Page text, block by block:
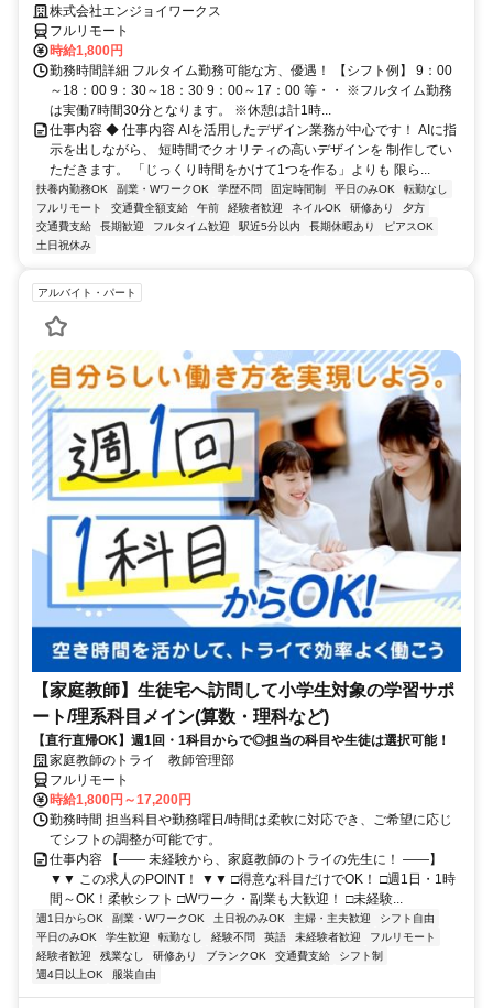
株式会社エンジョイワークス
フルリモート
時給1,800円
勤務時間詳細 フルタイム勤務可能な方、優遇！ 【シフト例】 9：00
～18：00 9：30～18：30 9：00～17：00 等・・ ※フルタイム勤務
は実働7時間30分となります。 ※休憩は計1時...
仕事内容 ◆ 仕事内容 AIを活用したデザイン業務が中心です！ AIに指
示を出しながら、 短時間でクオリティの高いデザインを 制作してい
ただきます。 「じっくり時間をかけて1つを作る」よりも 限ら...
扶養内勤務OK 副業・WワークOK 学歴不問 固定時間制 平日のみOK
転勤なし
フルリモート
交通費全額支給 午前 経験者歓迎 ネイルOK 研修あり
夕方
交通費支給
長期歓迎 フルタイム歓迎 駅近5分以内 長期休暇あり
ピアスOK
土日祝休み
アルバイト・パート
【家庭教師】生徒宅へ訪問して小学生対象の学習サポ
ート/理系科目メイン(算数・理科など)
【直行直帰OK】週1回・1科目からで◎担当の科目や生徒は選択可能！
家庭教師のトライ 教師管理部
フルリモート
時給1,800円～17,200円
勤務時間 担当科目や勤務曜日/時間は柔軟に対応でき、ご希望に応じ
てシフトの調整が可能です。
仕事内容 【―― 未経験から、家庭教師のトライの先生に！ ――】
▼▼ この求人のPOINT！ ▼▼ □得意な科目だけでOK！ □週1日・1時
間～OK！柔軟シフト □Wワーク・副業も大歓迎！ □未経験...
週1日からOK 副業・WワークOK 土日祝のみOK 主婦・主夫歓迎
シフト自由
平日のみOK
学生歓迎 転勤なし 経験不問 英語 未経験者歓迎
フルリモート
経験者歓迎
残業なし 研修あり ブランクOK 交通費支給
シフト制
週4日以上OK
服装自由